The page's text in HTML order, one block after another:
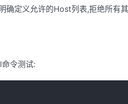
确定义允许的Host列表,拒绝所有
令测试: